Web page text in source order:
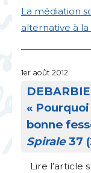
La médiation
alternative à la
1er août 2012
«
bonne
Spirale37
Lire l’article